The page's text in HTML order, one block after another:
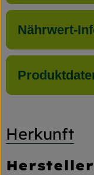
Nährwert-
Herkunft